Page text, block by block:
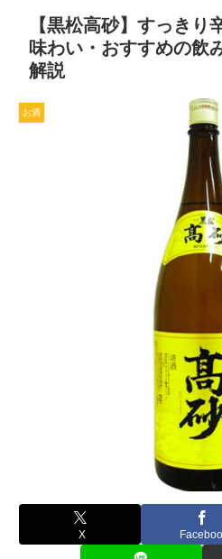
【黒松高砂】すっきり
味わい・おすすめの飲
解説
お酒
X